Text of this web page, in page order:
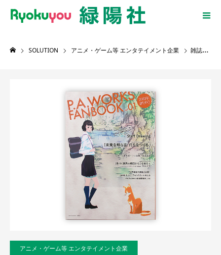
SOLUTION アニメ・ゲーム等 エンタテイメント企業 雑誌・イラスト集
アニメ・ゲーム等 エンタテイメント企業